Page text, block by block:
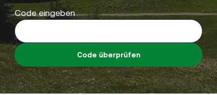
Code eingeben
Code überprüfen